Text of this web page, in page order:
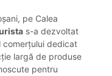
pe Calea
s-a dezvoltat
comerțului dedicat
largă de produse
pentru